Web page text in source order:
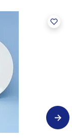
dekorovat své
a Thun Hotel &